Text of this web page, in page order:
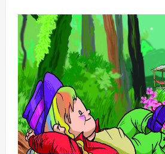
Um
—
O
Nascimento
da
Academia